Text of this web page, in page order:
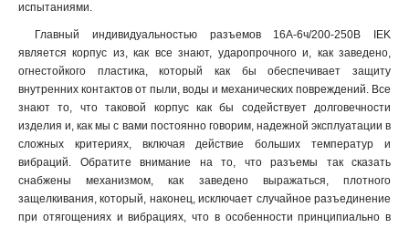
испытаниями.
Главный индивидуальностью разъемов 16А-6ч/200-250В IEK
является корпус из, как все знают, ударопрочного и, как заведено,
огнестойкого пластика, который как бы обеспечивает защиту
внутренних контактов от пыли, воды и механических повреждений. Все
знают то, что таковой корпус как бы содействует долговечности
изделия и, как мы с вами постоянно говорим, надежной эксплуатации в
сложных критериях, включая действие больших температур и
вибраций. Обратите внимание на то, что разъемы так сказать
снабжены механизмом, как заведено выражаться, плотного
защелкивания, который, наконец, исключает случайное разъединение
при отягощениях и вибрациях, что в особенности принципиально в